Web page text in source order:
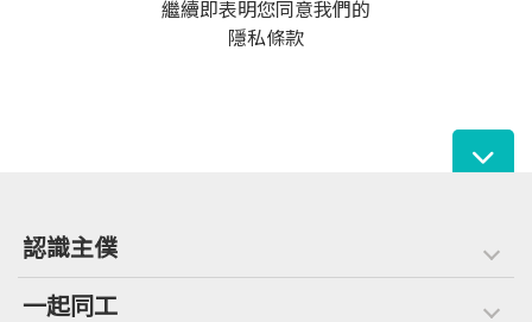
繼續即表明您同意我們的
隱私條款
認識主僕
一起同工